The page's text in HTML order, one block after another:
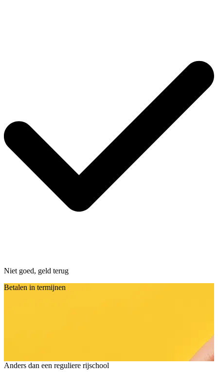
Niet goed, geld terug
Betalen in termijnen
Anders dan een reguliere rijschool